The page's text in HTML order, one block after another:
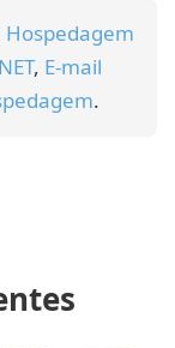
Hospedagem
, E-mail
.